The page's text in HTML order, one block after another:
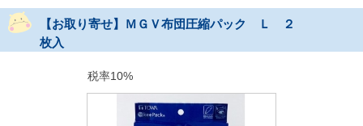
【お取り寄せ】ＭＧＶ布団圧縮パック Ｌ ２
枚入
税率10%